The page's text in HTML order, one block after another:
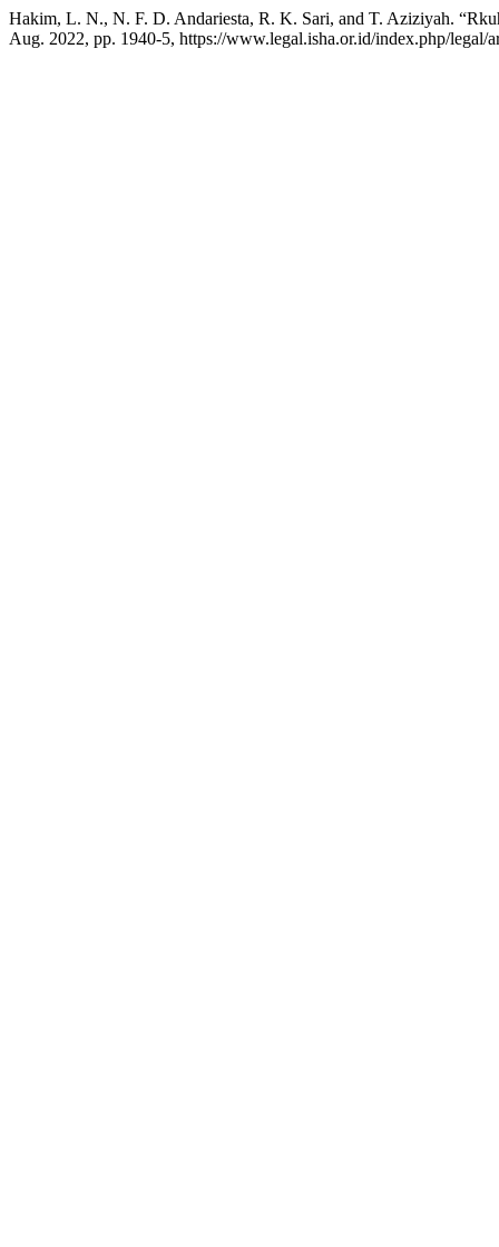
Hakim, L. N., N. F. D. Andariesta, R. K. Sari, and T. Aziziyah.
Aug. 2022, pp. 1940-5, https://www.legal.isha.or.id/index.php/legal/